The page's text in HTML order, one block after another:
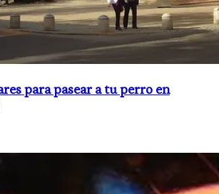
para pasear a tu perro en